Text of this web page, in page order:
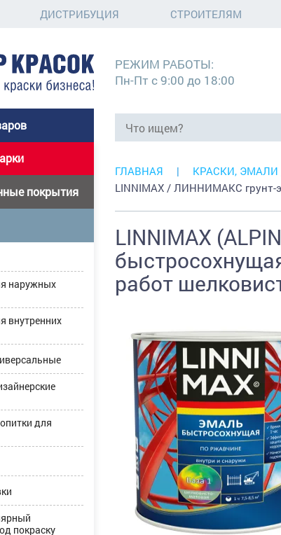
ДИСТРИБУЦИЯ СТРОИТЕЛЯМ
РЕЖИМ РАБОТЫ:
Пн-Пт с 9:00 до 18:00
покрытия
наружных
внутренних
для
покраску
ГЛАВНАЯ КРАСКИ,
LINNIMAX / ЛИННИМАКС грунт-
LINNIMAX
работ